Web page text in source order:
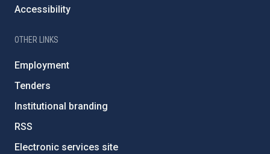
Accessibility
OTHER LINKS
Employment
Tenders
Institutional branding
RSS
Electronic services site